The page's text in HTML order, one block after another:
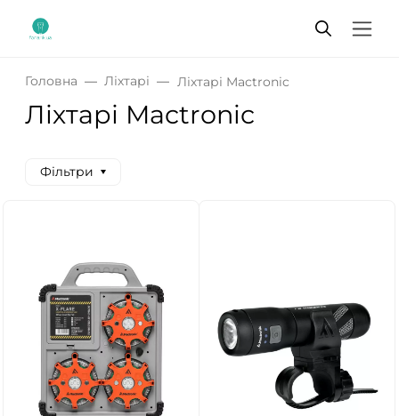
Головна Ліхтарі Ліхтарі Mactronic
Ліхтарі Mactronic
Фільтри